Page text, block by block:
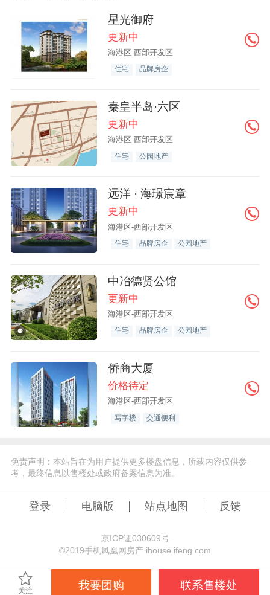
星光御府
更新中
海港区-西部开发区
住宅 品牌房企
秦皇半岛·六区
更新中
海港区-西部开发区
住宅 公园地产
远洋 · 海璟宸章
更新中
海港区-西部开发区
住宅 品牌房企 公园地产
中冶德贤公馆
更新中
海港区-西部开发区
住宅 品牌房企 公园地产
侨商大厦
价格待定
海港区-西部开发区
写字楼 交通便利
免责声明：本站旨在为用户提供更多楼盘信息，所载内容仅供参
考，最终信息以售楼处或政府备案信息为准。
登录 电脑版 站点地图 反馈
京ICP证030609号
©️2019手机凤凰网房产 ihouse.ifeng.com
关注 我要团购 联系售楼处